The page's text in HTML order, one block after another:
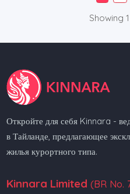
Showing
Откройте для себя Kinnara -
в Тайланде, предлагающее
жилья курортного типа.
Kinnara Limited (BR No.